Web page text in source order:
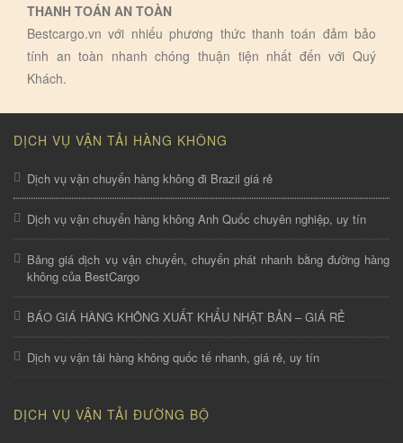
THANH TOÁN AN TOÀN
Bestcargo.vn với nhiếu phương thức thanh toán đảm bảo
tính an toàn nhanh chóng thuận tiện nhất đến với Quý
Khách.
DỊCH VỤ VẬN TẢI HÀNG KHÔNG
Dịch vụ vận chuyển hàng không đi Brazil giá rẻ
Dịch vụ vận chuyển hàng không Anh Quốc chuyên nghiệp, uy tín
Bảng giá dịch vụ vận chuyển, chuyển phát nhanh bằng đường hàng
không của BestCargo
BÁO GIÁ HÀNG KHÔNG XUẤT KHẨU NHẬT BẢN – GIÁ RẺ
Dịch vụ vận tải hàng không quốc tế nhanh, giá rẻ, uy tín
DỊCH VỤ VẬN TẢI ĐƯỜNG BỘ